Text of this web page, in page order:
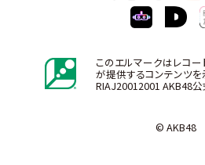
このエルマークはレコ
が提供するコンテンツを
RIAJ20012001 AKB48公
© AKB48